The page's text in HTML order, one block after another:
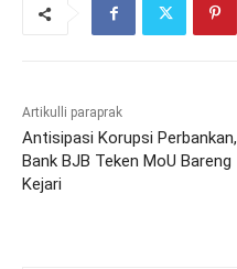
Artikulli paraprak
Antisipasi Korupsi Perbankan,
Bank BJB Teken MoU Bareng
Kejari